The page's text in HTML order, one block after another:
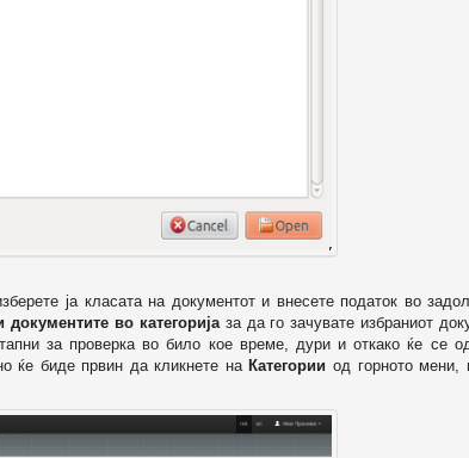
ја класата на документот и внесете податок во
документите во категоријаза да го зачувате избраниот
за проверка во било кое време, дури и откако ќе се
ќе биде првин да кликнете на Категории од горното